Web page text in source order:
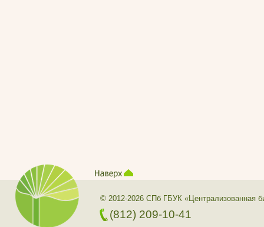
© 2012-2026 СПб ГБУК «Централизованная
(812) 209-10-41